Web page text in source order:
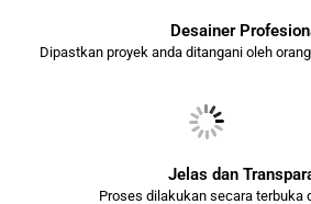
Desainer
Dipastkan proyek anda ditangani oleh
Jelas dan
Proses dilakukan secara terbuka